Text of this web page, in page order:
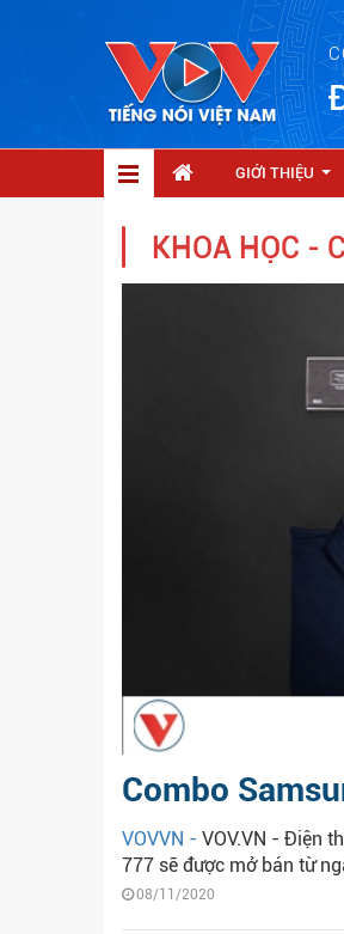
GIỚI THIỆU
KHOA HỌC -
Combo
VOVVN - VOV.VN - Điện
777 sẽ được mở bán từ
08/11/2020